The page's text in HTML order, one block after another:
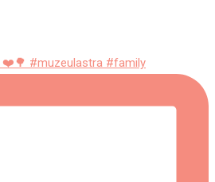
❤️🌳 #muzeulastra #family